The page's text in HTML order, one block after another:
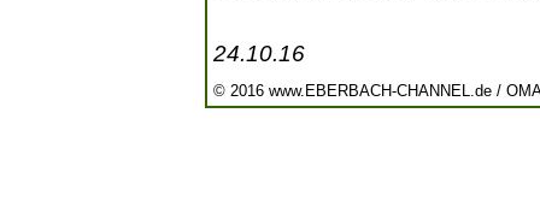
24.10.16
© 2016 www.EBERBACH-CHANNEL.de /